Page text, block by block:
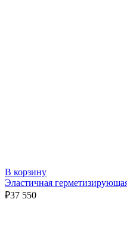
В корзину
Эластичная
₽37 550